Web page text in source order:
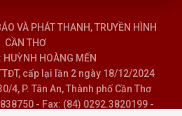
VÀ PHÁT THANH, TRUYỀN HÌNH
CẦN THƠ
HOÀNG MẾN
cấp lại lần 2 ngày 18/12/2024
4, P. Tân An, Thành phố Cần Thơ
- Fax: (84) 0292.3820199 -